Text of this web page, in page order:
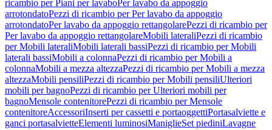
ricambio per Piani per lavaboPer lavabo da appoggio
arrotondatoPezzi di ricambio per Per lavabo da appoggio
arrotondatoPer lavabo da appoggio rettangolarePezzi di ricambio per
Per lavabo da appoggio rettangolareMobili lateraliPezzi di ricambio
per Mobili lateraliMobili laterali bassiPezzi di ricambio per Mobili
laterali bassiMobili a colonnaPezzi di ricambio per Mobili a
colonnaMobili a mezza altezzaPezzi di ricambio per Mobili a mezza
altezzaMobili pensiliPezzi di ricambio per Mobili pensiliUlteriori
mobili per bagnoPezzi di ricambio per Ulteriori mobili per
bagnoMensole contenitorePezzi di ricambio per Mensole
contenitoreAccessoriInserti per cassetti e portaoggettiPortasalviette e
ganci portasalvietteElementi luminosiManiglieSet piediniLavagne